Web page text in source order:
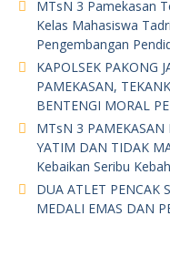
MTsN 3 Pamekasan
Kelas Mahasiswa
Pengembangan
KAPOLSEK PAKONG
PAMEKASAN,
BENTENGI MORAL
MTsN 3 PAMEKASAN
YATIM DAN TIDAK
Kebaikan Seribu
DUA ATLET PENCAK
MEDALI EMAS DAN